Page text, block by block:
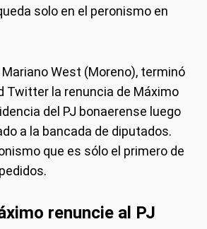
solo en el peronismo en
West (Moreno), terminó
Twitter la renuncia de Máximo
del PJ bonaerense luego
a la bancada de diputados.
que es sólo el primero de
renuncie al PJ